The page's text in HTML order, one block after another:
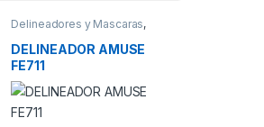
Delineadores y Mascaras,
DELINEADOR AMUSE
FE711